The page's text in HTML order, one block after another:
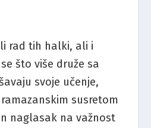
rad tih halki, ali i
što više druže sa
svoje učenje,
susretom
naglasak na važnost